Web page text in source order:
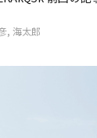
,海太郎